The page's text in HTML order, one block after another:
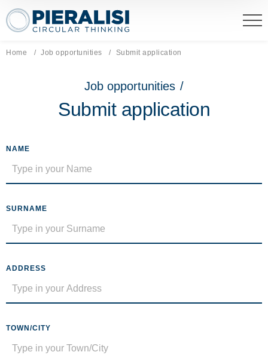
Pieralisi Maip Spa
Home Job opportunities Current page:
Submit application
Job opportunities /
Submit application
NAME
SURNAME
ADDRESS
TOWN/CITY